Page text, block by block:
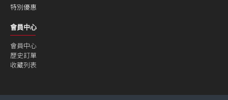
特別優惠
會員中心
會員中心
歷史訂單
收藏列表